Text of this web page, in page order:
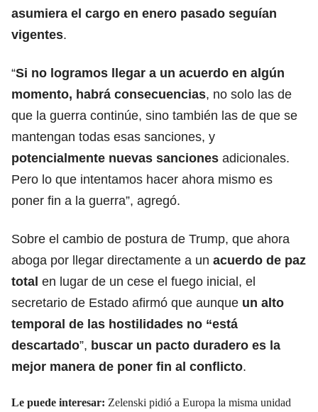
asumiera el cargo en enero pasado seguían
vigentes.
“Si no logramos llegar a un acuerdo en algún
momento, habrá consecuencias, no solo las de
que la guerra continúe, sino también las de que se
mantengan todas esas sanciones, y
potencialmente nuevas sanciones adicionales.
Pero lo que intentamos hacer ahora mismo es
poner fin a la guerra”, agregó.
Sobre el cambio de postura de Trump, que ahora
aboga por llegar directamente a un acuerdo de paz
total en lugar de un cese el fuego inicial, el
secretario de Estado afirmó que aunque un alto
temporal de las hostilidades no “está
descartado”, buscar un pacto duradero es la
mejor manera de poner fin al conflicto.
Le puede interesar: Zelenski pidió a Europa la misma unidad